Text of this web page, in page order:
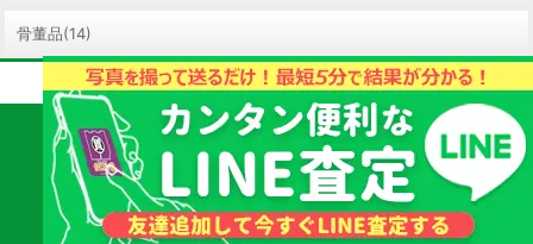
骨董品(14)
ホビー/おもちゃ(12)
教材(2)
ライター(13)
絵画(6)
取扱商品・査定についてのご質問はお気軽に！
質屋かんてい局 山
形北店
直通
023-665-4784
【受付時間】10:00 - 19:00
スマートフォンの方はタップして発信できます。